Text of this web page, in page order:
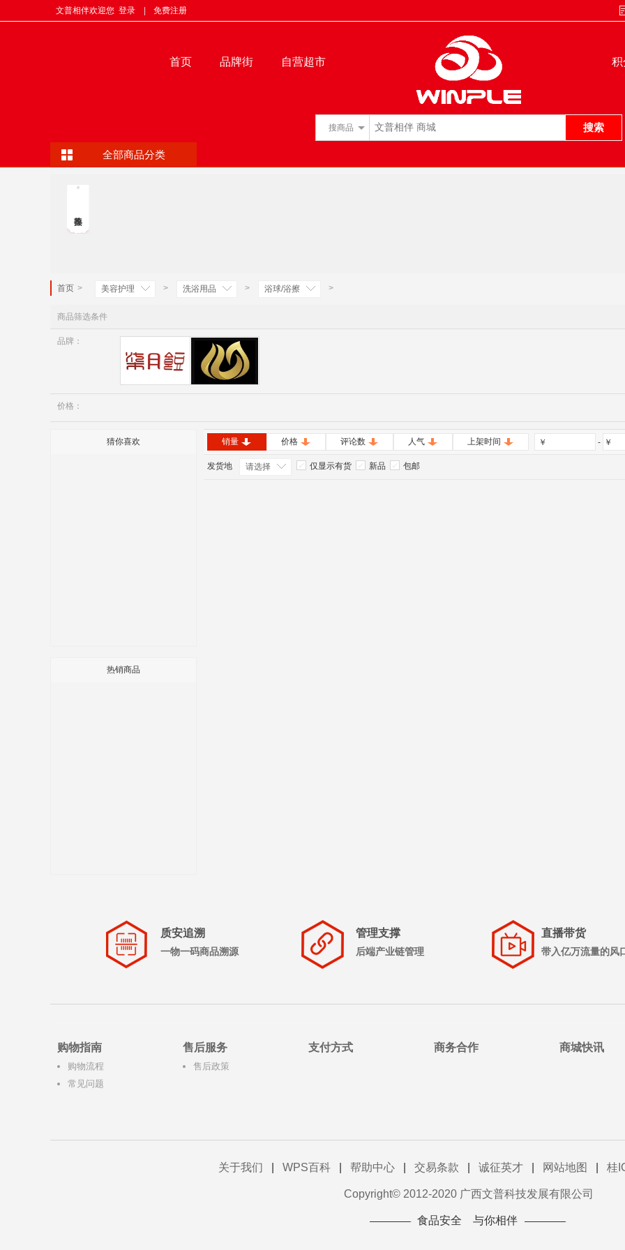
文普相伴欢迎您 登录 免费注册
首页 品牌街 自营超市 积
搜商品 搜索
全部商品分类
首页 > 美容护理 > 洗浴用品 > 浴球/浴擦 >
商品筛选条件
品牌：
价格：
猜你喜欢
热销商品
销量 价格 评论数 人气 上架时间 ￥ ￥
-
发货地 请选择 仅显示有货 新品 包邮
质安追溯
一物一码商品溯源
管理支撑
后端产业链管理
直播带货
带入亿万流量的风
购物指南
购物流程
常见问题
售后服务
售后政策
支付方式 商务合作 商城快讯
关于我们 WPS百科 帮助中心 交易条款 诚征英才 网站地图 桂
Copyright© 2012-2020 广西文普科技发展有限公司
食品安全 与你相伴